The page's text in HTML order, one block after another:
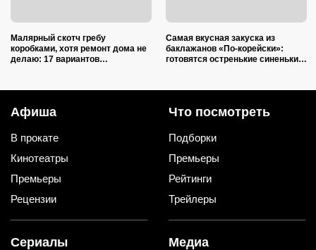
Малярный скотч гребу
коробками, хотя ремонт дома не
делаю: 17 вариантов
Самая вкусная закуска из
баклажанов «По-корейски»:
готовятся остренькие синенькие
Афиша
В прокате
Кинотеатры
Премьеры
Рецензии
Что посмотреть
Подборки
Премьеры
Рейтинги
Трейлеры
Сериалы Медиа